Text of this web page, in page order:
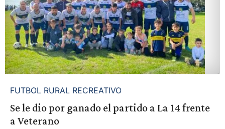
FUTBOL RURAL RECREATIVO
Se le dio por ganado el partido a La 14 frente
a Veterano